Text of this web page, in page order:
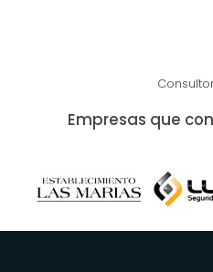
Empresas que